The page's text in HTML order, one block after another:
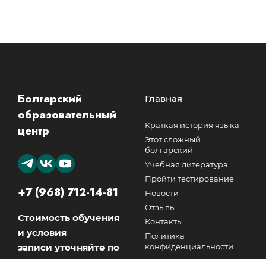
Болгарский
образовательный
центр
+7 (968) 712-14-81
Стоимость обучения
и условия
записи уточняйте по
Главная
Краткая история языка
Этот сложный
болгарский
Учебная литература
Пройти тестирование
Новости
Отзывы
Контакты
Политика
конфиденциальности